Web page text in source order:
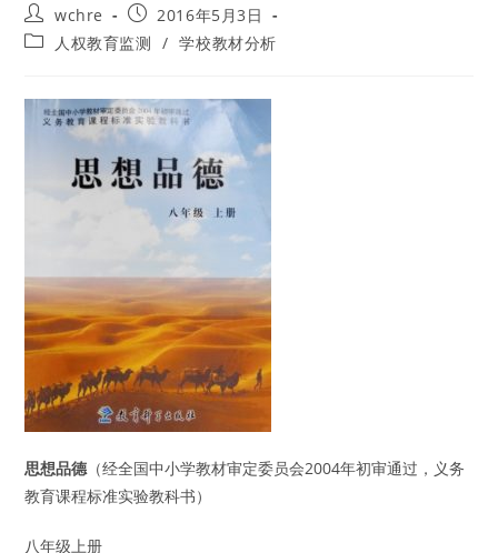
Post
author:
wchre
Post
published:
2016年5月3日
Post 人权教育监测 / 学校教材分析
思想品德 （经全国中小学教材审定委员会2004年初审通过，义务
教育课程标准实验教科书）
八年级上册